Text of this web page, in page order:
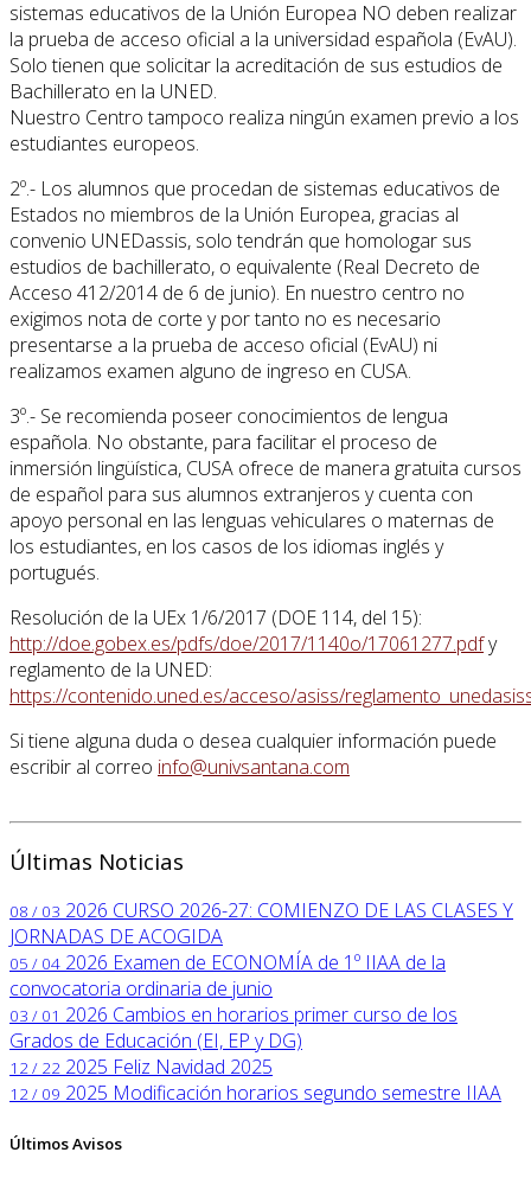
sistemas educativos de la Unión Europea NO deben realizar
la prueba de acceso oficial a la universidad española (EvAU).
Solo tienen que solicitar la acreditación de sus estudios de
Bachillerato en la UNED.
Nuestro Centro tampoco realiza ningún examen previo a los
estudiantes europeos.
2º.- Los alumnos que procedan de sistemas educativos de
Estados no miembros de la Unión Europea, gracias al
convenio UNEDassis, solo tendrán que homologar sus
estudios de bachillerato, o equivalente (Real Decreto de
Acceso 412/2014 de 6 de junio). En nuestro centro no
exigimos nota de corte y por tanto no es necesario
presentarse a la prueba de acceso oficial (EvAU) ni
realizamos examen alguno de ingreso en CUSA.
3º.- Se recomienda poseer conocimientos de lengua
española. No obstante, para facilitar el proceso de
inmersión lingüística, CUSA ofrece de manera gratuita cursos
de español para sus alumnos extranjeros y cuenta con
apoyo personal en las lenguas vehiculares o maternas de
los estudiantes, en los casos de los idiomas inglés y
portugués.
Resolución de la UEx 1/6/2017 (DOE 114, del 15):
http://doe.gobex.es/pdfs/doe/2017/1140o/17061277.pdfy
reglamento de la UNED:
https://contenido.uned.es/acceso/asiss/
Si tiene alguna duda o desea cualquier información puede
escribir al correo info@univsantana.com
Últimas Noticias
08 / 03 2026 CURSO 2026-27: COMIENZO DE LAS CLASES Y
JORNADAS DE ACOGIDA
05 / 04 2026 Examen de ECONOMÍA de 1º IIAA de la
convocatoria ordinaria de junio
03 / 01 2026 Cambios en horarios primer curso de los
Grados de Educación (EI, EP y DG)
12 / 22 2025 Feliz Navidad 2025
12 / 09 2025 Modificación horarios segundo semestre IIAA
Últimos Avisos